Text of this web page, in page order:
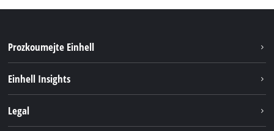
Prozkoumejte Einhell
Systém akumulátorů
Einhell Insights
Legal